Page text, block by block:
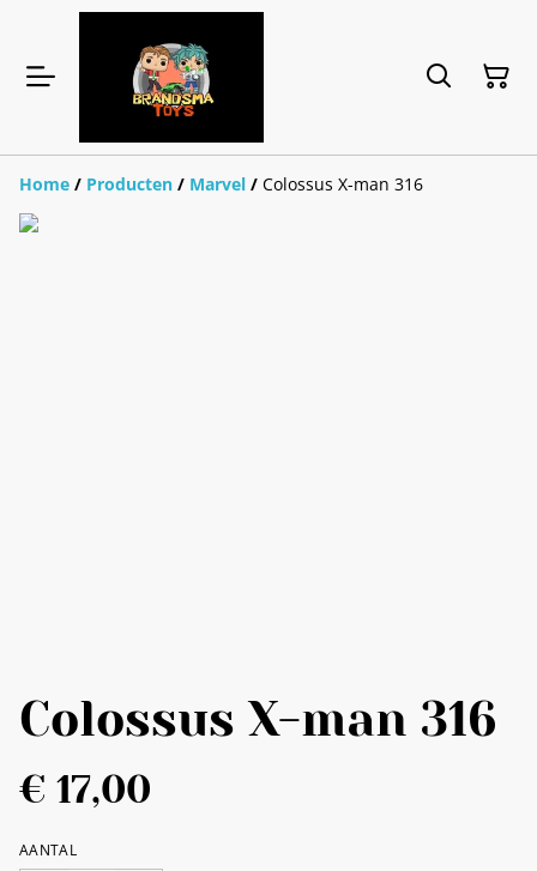
Home / Producten / Marvel / Colossus X-man 316
Colossus X-man 316
€ 17,00
AANTAL